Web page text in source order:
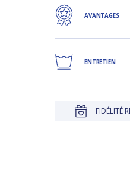
AVANTAGES
ENTRETIEN
FIDÉLITÉ RÉCOMPENSÉE